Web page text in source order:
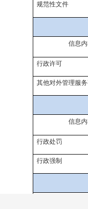
规范性文件
信息
行政许可
其他对外管理服
信息
行政处罚
行政强制